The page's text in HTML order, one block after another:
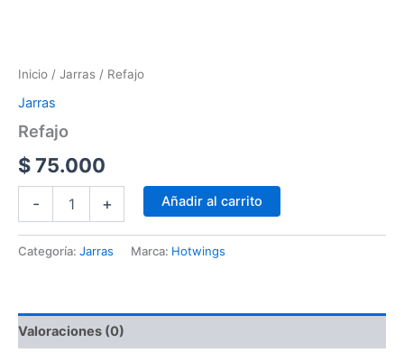
Inicio / Jarras / Refajo
Jarras
Refajo
$75.000
- + Añadir al carrito
Categoría: Jarras Marca: Hotwings
Valoraciones (0)